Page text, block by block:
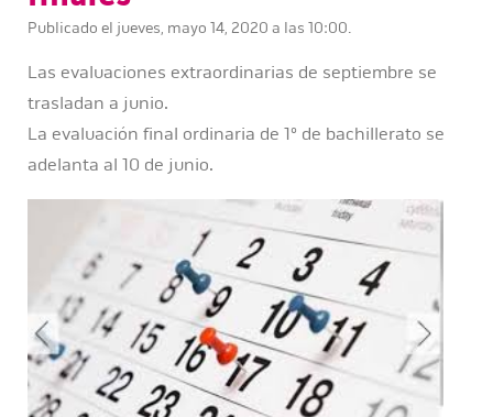
Publicado el jueves, mayo 14, 2020 a las 10:00.
Las evaluaciones extraordinarias de septiembre se
trasladan a junio.
La evaluación final ordinaria de 1º de bachillerato se
adelanta al 10 de junio.